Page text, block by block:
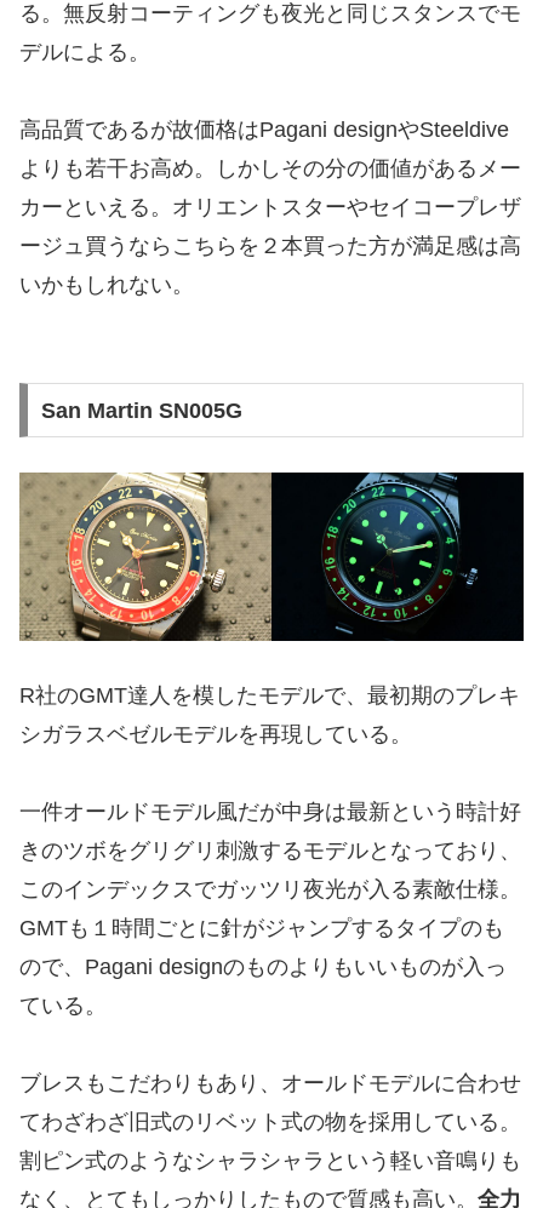
る。無反射コーティングも夜光と同じスタンスでモ
デルによる。
高品質であるが故価格はPagani designやSteeldive
よりも若干お高め。しかしその分の価値があるメー
カーといえる。オリエントスターやセイコープレザ
ージュ買うならこちらを２本買った方が満足感は高
いかもしれない。
San Martin SN005G
R社のGMT達人を模したモデルで、最初期のプレキ
シガラスベゼルモデルを再現している。
一件オールドモデル風だが中身は最新という時計好
きのツボをグリグリ刺激するモデルとなっており、
このインデックスでガッツリ夜光が入る素敵仕様。
GMTも１時間ごとに針がジャンプするタイプのも
ので、Pagani designのものよりもいいものが入っ
ている。
ブレスもこだわりもあり、オールドモデルに合わせ
てわざわざ旧式のリベット式の物を採用している。
割ピン式のようなシャラシャラという軽い音鳴りも
なく、とてもしっかりしたもので質感も高い。 全力